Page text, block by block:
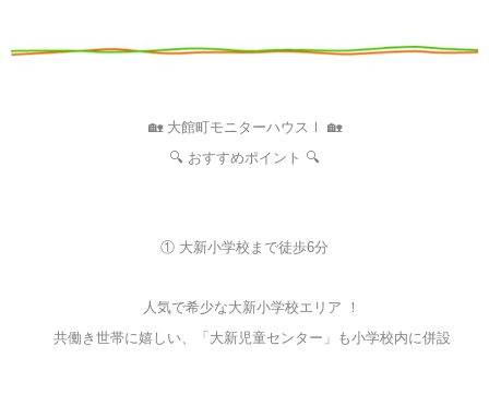
🏡 大館町モニターハウスⅠ 🏡
🔍 おすすめポイント 🔍
① 大新小学校まで徒歩6分
人気で希少な大新小学校エリア ！
共働き世帯に嬉しい、「大新児童センター」も小学校内に併設